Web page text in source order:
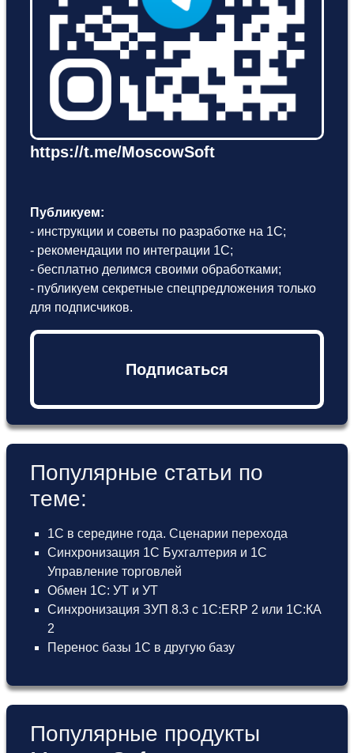
https://t.me/MoscowSoft
Публикуем:
- инструкции и советы по разработке на 1С;
- рекомендации по интеграции 1С;
- бесплатно делимся своими обработками;
- публикуем секретные спецпредложения только
для подписчиков.
Подписаться
Популярные статьи по
теме:
1С в середине года. Сценарии перехода
Синхронизация 1С Бухгалтерия и 1С
Управление торговлей
Обмен 1С: УТ и УТ
Синхронизация ЗУП 8.3 с 1С:ERP 2 или 1С:КА
2
Перенос базы 1С в другую базу
Популярные продукты